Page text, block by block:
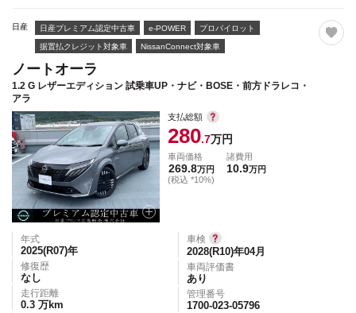
日産 日産プレミアム認定中古車 e-POWER プロパイロット
据置払クレジット対象車 NissanConnect対象車
ノートオーラ
1.2 G レザーエディション 試乗車UP・ナビ・BOSE・前方ドラレコ・
アラ
支払総額
280.7万円
車両価格
269.8万円
(税込 *10%)
諸費用
10.9万円
年式
2025(R07)年
修復歴
なし
走行距離
0.3 万km
車検
2028(R10)年04月
車両評価書
あり
管理番号
1700-023-05796